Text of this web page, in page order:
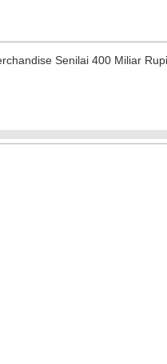
Senilai 400 Miliar